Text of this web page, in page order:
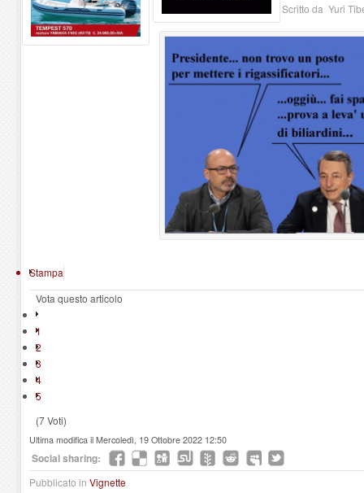
Scritto da Yuri
Stampa
Vota questo articolo
1
2
3
4
5
(7 Voti)
Ultima modifica il Mercoledì, 19 Ottobre 2022 12:50
Social sharing:
Pubblicato in Vignette